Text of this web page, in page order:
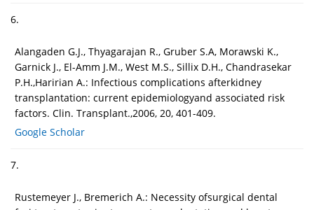
6.
Alangaden G.J., Thyagarajan R., Gruber S.A, Morawski K.,
Garnick J., El-Amm J.M., West M.S., Sillix D.H., Chandrasekar
P.H.,Haririan A.: Infectious complications afterkidney
transplantation: current epidemiologyand associated risk
factors. Clin. Transplant.,2006, 20, 401-409.
Google Scholar
7.
Rustemeyer J., Bremerich A.: Necessity ofsurgical dental